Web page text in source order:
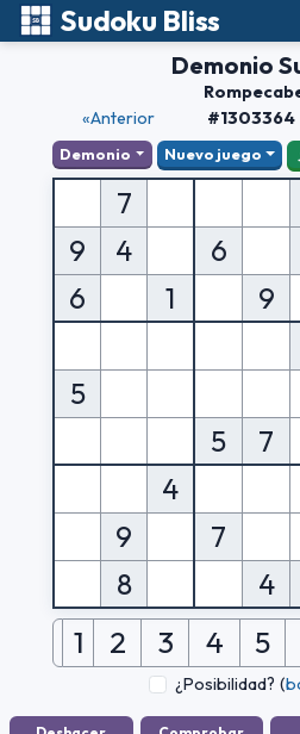
Sudoku Bliss
Demonio
«Anterior
#1303364
Demonio Nuevo juego
7
9
4 6
6
1 9
5
5
7
4
9
7
8
4
1 2 3 4 5
¿Posibilidad? (